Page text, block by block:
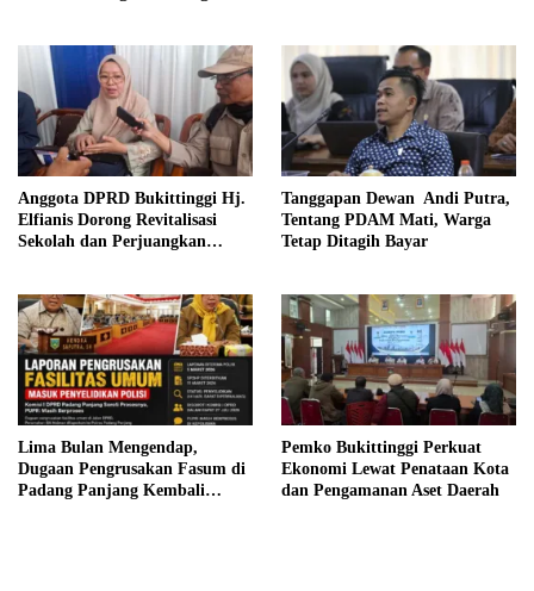
Anggota DPRD Bukittinggi Hj.
Elfianis Dorong Revitalisasi
Sekolah dan Perjuangkan
Tanggapan Dewan Andi Putra,
Tentang PDAM Mati, Warga
Tetap Ditagih Bayar
Lima Bulan Mengendap,
Dugaan Pengrusakan Fasum di
Padang Panjang Kembali
Pemko Bukittinggi Perkuat
Ekonomi Lewat Penataan Kota
dan Pengamanan Aset Daerah